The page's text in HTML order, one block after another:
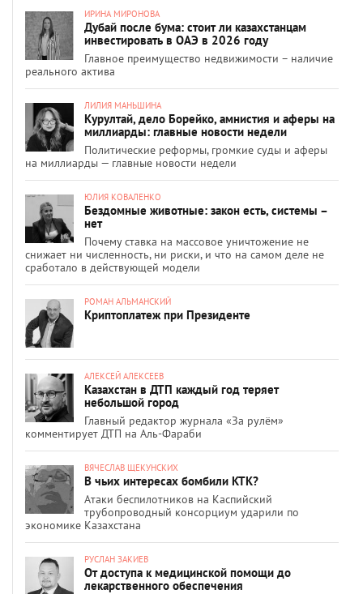
ИРИНА МИРОНОВА
Дубай после бума: стоит ли казахстанцам
инвестировать в ОАЭ в 2026 году
Главное преимущество недвижимости – наличие
реального актива
ЛИЛИЯ МАНЬШИНА
Курултай, дело Борейко, амнистия и аферы на
миллиарды: главные новости недели
Политические реформы, громкие суды и аферы
на миллиарды — главные новости недели
ЮЛИЯ КОВАЛЕНКО
Бездомные животные: закон есть, системы –
нет
Почему ставка на массовое уничтожение не
снижает ни численность, ни риски, и что на самом деле не
сработало в действующей модели
РОМАН АЛЬМАНСКИЙ
Криптоплатеж при Президенте
АЛЕКСЕЙ АЛЕКСЕЕВ
Казахстан в ДТП каждый год теряет
небольшой город
Главный редактор журнала «За рулём»
комментирует ДТП на Аль-Фараби
ВЯЧЕСЛАВ ЩЕКУНСКИХ
В чьих интересах бомбили КТК?
Атаки беспилотников на Каспийский
трубопроводный консорциум ударили по
экономике Казахстана
РУСЛАН ЗАКИЕВ
От доступа к медицинской помощи до
лекарственного обеспечения